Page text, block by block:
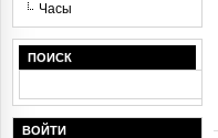
Часы
ПОИСК
ВОЙТИ